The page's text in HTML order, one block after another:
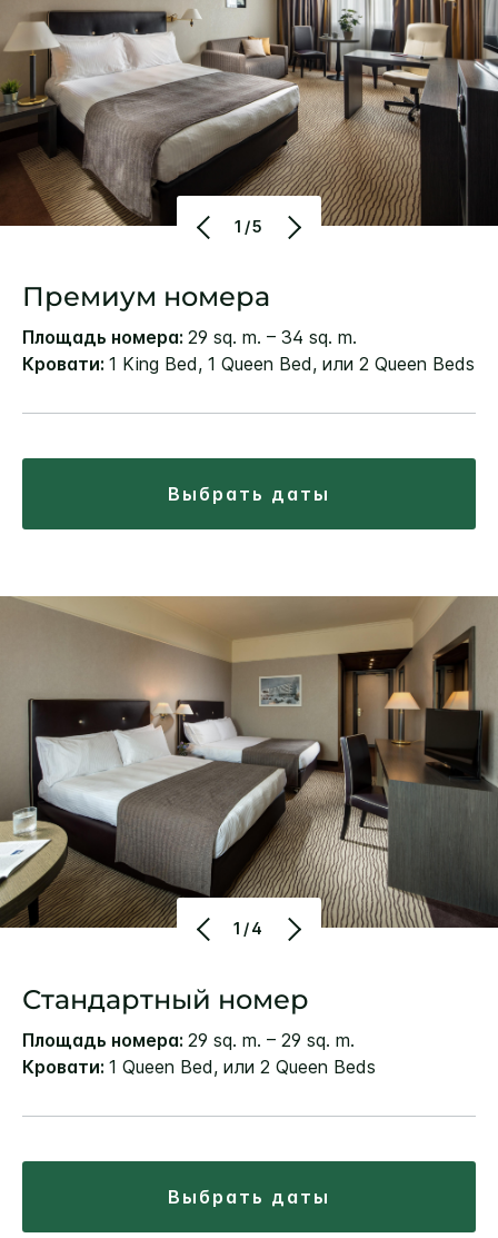
1/5
Премиум номера
Площадь номера: 29 sq. m. – 34 sq. m.
Кровати: 1 King Bed, 1 Queen Bed, или 2 Queen Beds
выбрать даты
1/4
Стандартный номер
Площадь номера: 29 sq. m. – 29 sq. m.
Кровати: 1 Queen Bed, или 2 Queen Beds
выбрать даты